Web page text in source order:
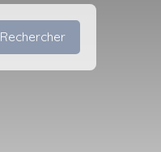
Rechercher